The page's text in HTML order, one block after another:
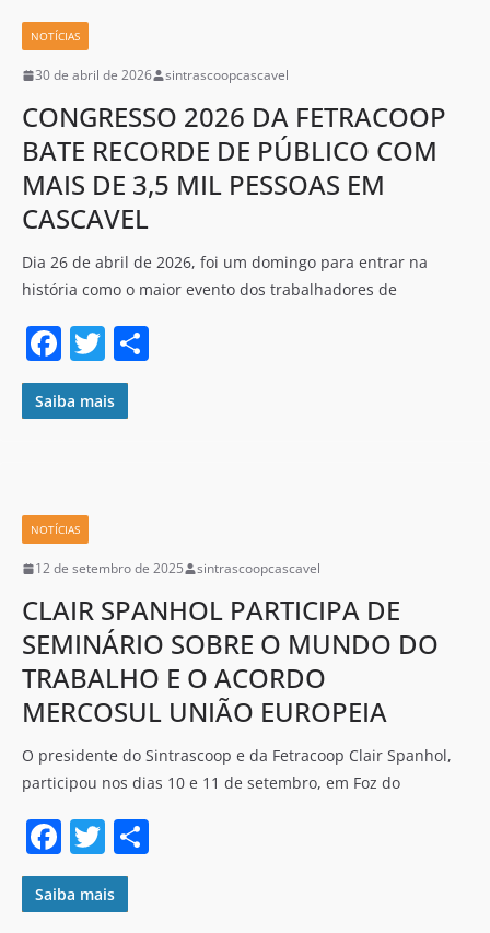
o
o
k
NOTÍCIAS
30 de abril de 2026 sintrascoopcascavel
CONGRESSO 2026 DA FETRACOOP
BATE RECORDE DE PÚBLICO COM
MAIS DE 3,5 MIL PESSOAS EM
CASCAVEL
Dia 26 de abril de 2026, foi um domingo para entrar na
história como o maior evento dos trabalhadores de
F
a
c
o
o
k
T
w
itt
Saiba mais
NOTÍCIAS
12 de setembro de 2025 sintrascoopcascavel
CLAIR SPANHOL PARTICIPA DE
SEMINÁRIO SOBRE O MUNDO DO
TRABALHO E O ACORDO
MERCOSUL UNIÃO EUROPEIA
O presidente do Sintrascoop e da Fetracoop Clair Spanhol,
participou nos dias 10 e 11 de setembro, em Foz do
F
a
c
T
w
itt
Saiba mais